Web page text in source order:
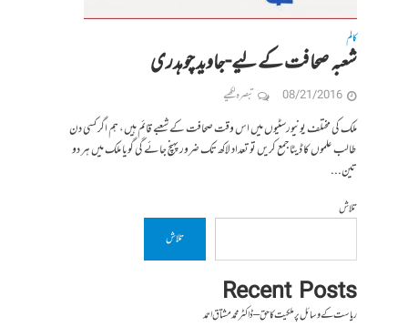
کالم
شعبہ صحافت کے لیے-جاوید چوہدری
08/21/2016 تبصرہ لکھیے
ملک کی مختلف یونیورسٹیوں میں اس وقت صحافت کے شعبے قائم ہیں، ہم اگر کسی دن
طالب علموں کا ڈیٹا جمع کریں تو تعداد لاکھ تک ضرور پہنچ جائے گی گویا ملک میں ہر دو
تین...
تلاش
تلاش
Recent Posts
ریاست کے وسائل پر ملکیت کا حق – ڈاکٹر محمد مشتاق احمد